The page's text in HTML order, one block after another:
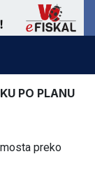
PO PLANU
preko